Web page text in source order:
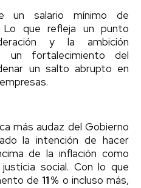
un salario mínimo de
Lo que refleja un punto
y la ambición
un fortalecimiento del
un salto abrupto en
más audaz del Gobierno
la intención de hacer
de la inflación como
social. Con lo que
de 11 % o incluso más,